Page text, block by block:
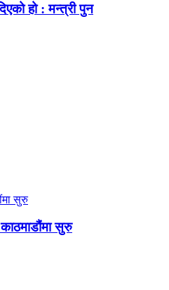
हो : मन्त्री पुन
सुरु